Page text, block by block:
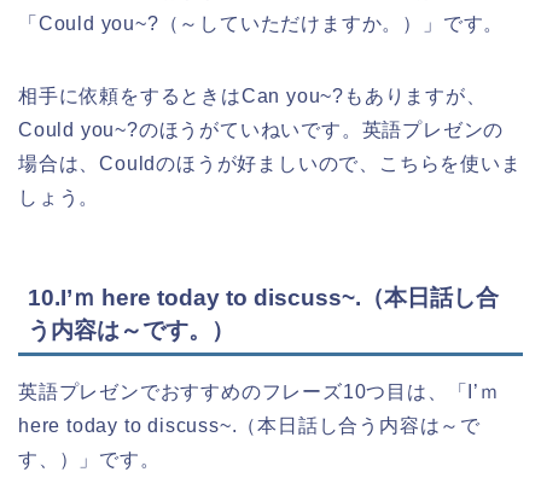
「Could you~?（～していただけますか。）」です。
相手に依頼をするときはCan you~?もありますが、
Could you~?のほうがていねいです。英語プレゼンの
場合は、Couldのほうが好ましいので、こちらを使いま
しょう。
10.I’ｍ here today to discuss~.（本日話し合
う内容は～です。）
英語プレゼンでおすすめのフレーズ10つ目は、「I’ｍ
here today to discuss~.（本日話し合う内容は～で
す、）」です。